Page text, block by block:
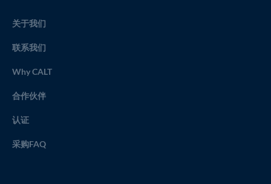
关于我们
联系我们
Why CALT
合作伙伴
认证
采购FAQ